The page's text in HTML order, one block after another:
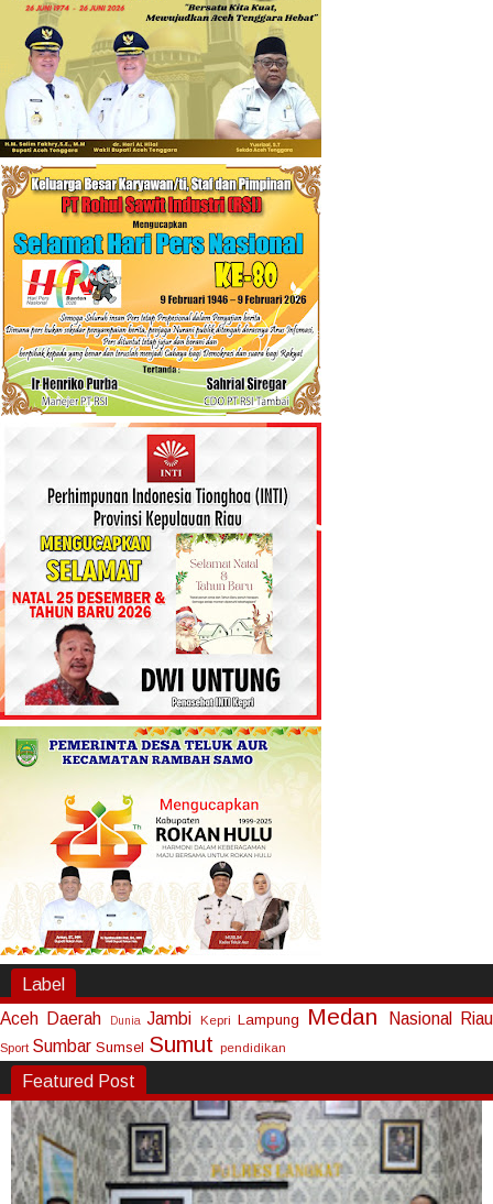
Label
Aceh Daerah Dunia Jambi Kepri Lampung Medan Nasional Riau
Sport Sumbar Sumsel Sumut pendidikan
Featured Post